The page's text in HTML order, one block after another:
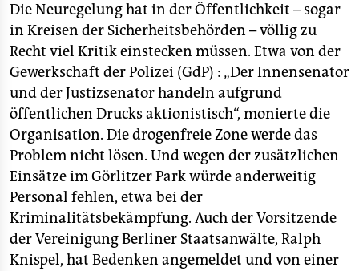
Die Neuregelung hat in der Öffentlichkeit – sogar
in Kreisen der Sicherheitsbehörden – völlig zu
Recht viel Kritik einstecken müssen. Etwa von der
Gewerkschaft der Polizei (GdP) : „Der Innensenator
und der Justizsenator handeln aufgrund
öffentlichen Drucks aktionistisch“, monierte die
Organisation. Die drogenfreie Zone werde das
Problem nicht lösen. Und wegen der zusätzlichen
Einsätze im Görlitzer Park würde anderweitig
Personal fehlen, etwa bei der
Kriminalitätsbekämpfung. Auch der Vorsitzende
der Vereinigung Berliner Staatsanwälte, Ralph
Knispel, hat Bedenken angemeldet und von einer